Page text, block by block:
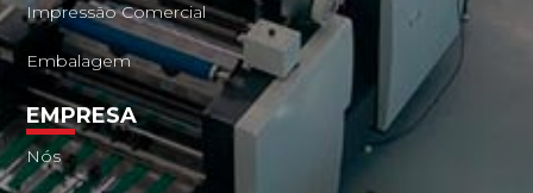
Impressão Comercial
Embalagem
EMPRESA
Nós